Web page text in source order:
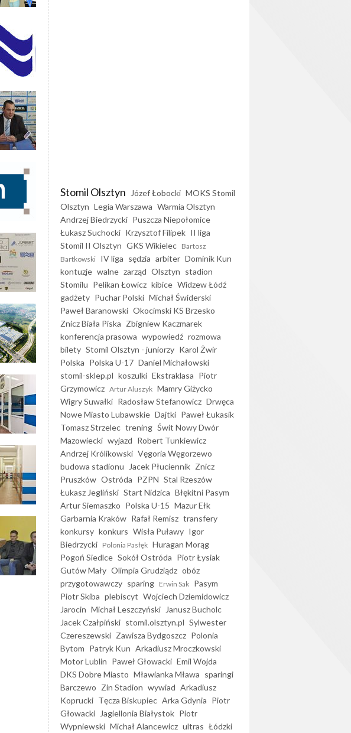
Stomil Olsztyn Józef Łobocki MOKS Stomil
Olsztyn Legia Warszawa Warmia Olsztyn
Andrzej Biedrzycki Puszcza Niepołomice
Łukasz Suchocki Krzysztof Filipek II liga
Stomil II Olsztyn GKS Wikielec Bartosz
Bartkowski IV liga sędzia arbiter Dominik Kun
kontuzje walne zarząd Olsztyn stadion
Stomilu Pelikan Łowicz kibice Widzew Łódź
gadżety Puchar Polski Michał Świderski
Paweł Baranowski Okocimski KS Brzesko
Znicz Biała Piska Zbigniew Kaczmarek
konferencja prasowa wypowiedź rozmowa
bilety Stomil Olsztyn - juniorzy Karol Żwir
Polska Polska U-17 Daniel Michałowski
stomil-sklep.pl koszulki Ekstraklasa Piotr
Grzymowicz Artur Aluszyk Mamry Giżycko
Wigry Suwałki Radosław Stefanowicz Drwęca
Nowe Miasto Lubawskie Dajtki Paweł Łukasik
Tomasz Strzelec trening Świt Nowy Dwór
Mazowiecki wyjazd Robert Tunkiewicz
Andrzej Królikowski Vęgoria Węgorzewo
budowa stadionu
Jacek Płuciennik Znicz
Pruszków Ostróda PZPN Stal Rzeszów
Łukasz Jegliński Start Nidzica Błękitni Pasym
Artur Siemaszko Polska U-15 Mazur Ełk
Garbarnia Kraków Rafał Remisz transfery
konkursy konkurs Wisła Puławy Igor
Biedrzycki Polonia Pasłęk Huragan Morąg
Pogoń Siedlce Sokół Ostróda Piotr Łysiak
Gutów Mały Olimpia Grudziądz obóz
przygotowawczy sparing Erwin Sak Pasym
Piotr Skiba plebiscyt Wojciech Dziemidowicz
Jarocin Michał Leszczyński
Janusz Bucholc
Jacek Czałpiński stomil.olsztyn.pl Sylwester
Czereszewski Zawisza Bydgoszcz Polonia
Bytom Patryk Kun Arkadiusz Mroczkowski
Motor Lublin Paweł Głowacki Emil Wojda
DKS Dobre Miasto Mławianka Mława sparingi
Barczewo Zin Stadion wywiad Arkadiusz
Koprucki Tęcza Biskupiec Arka Gdynia Piotr
Głowacki
Jagiellonia Białystok Piotr
Wypniewski Michał Alancewicz ultras Łódzki